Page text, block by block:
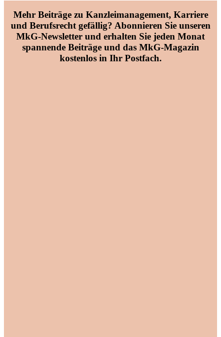
Mehr Beiträge zu Kanzleimanagement, Karriere
und Berufsrechtgefällig? Abonnieren Sie unseren
MkG-Newsletter und erhalten Sie jeden Monat
spannende Beiträge und das MkG-Magazin
kostenlos in Ihr Postfach.